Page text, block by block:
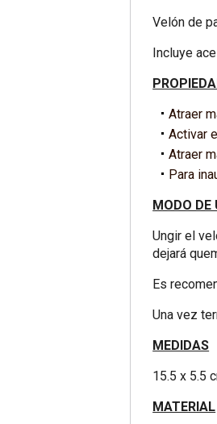
Velón de
Incluye
Atraer
Activar
Atraer
Para
MODO DE
Ungir el
dejará
Es
Una vez
MEDIDAS
15.5 x 5.5
MATERIAL